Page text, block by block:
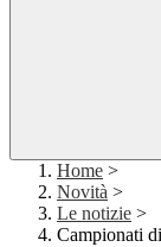
Home >
Novità >
Le notizie >
Campionati